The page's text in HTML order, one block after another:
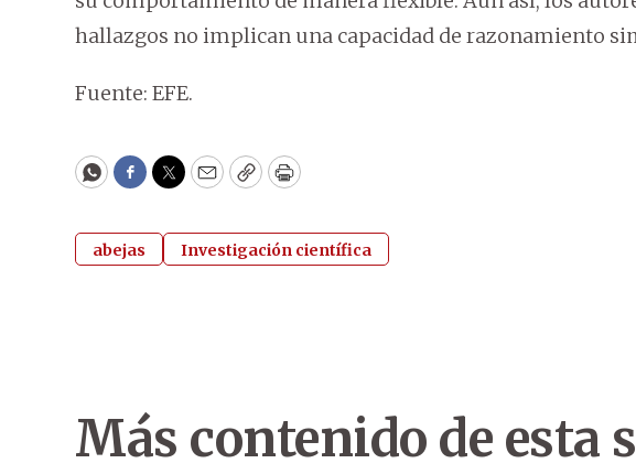
hallazgos no implican una capacidad de razonamiento
Fuente: EFE.
WhatsApp
Facebook
Twitter
EmailCopyPrint
abejas Investigación científica
Más contenido de esta